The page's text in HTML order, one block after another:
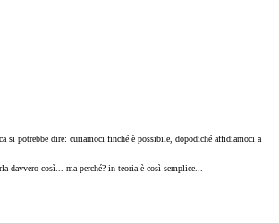
si potrebbe dire: curiamoci finché è possibile, dopodiché affidiamoci a
davvero così... ma perché? in teoria è così semplice...